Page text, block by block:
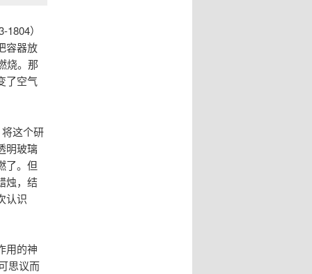
）
容器放
烧。那
了空气
这个研
明玻璃
了。但
烛，结
认识
用的神
思议而